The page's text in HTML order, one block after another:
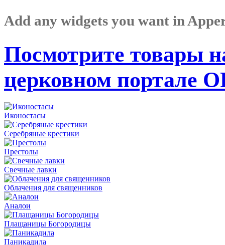
Add any widgets you want in
Посмотрите товары
церковном портале
Иконостасы
Серебряные крестики
Престолы
Свечные лавки
Облачения для священников
Аналои
Плащаницы Богородицы
Паникадила